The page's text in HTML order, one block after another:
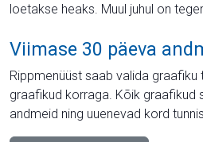
loetakse heaks. Muul juhul on
Viimase 30 päeva
Rippmenüüst saab valida graafiku
graafikud korraga. Kõik graafikud
andmeid ning uuenevad kord tunnis.